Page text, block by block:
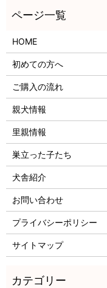
HOME
初めての方へ
ご購入の流れ
親犬情報
里親情報
巣立った子たち
犬舎紹介
お問い合わせ
プライバシーポリシー
サイトマップ